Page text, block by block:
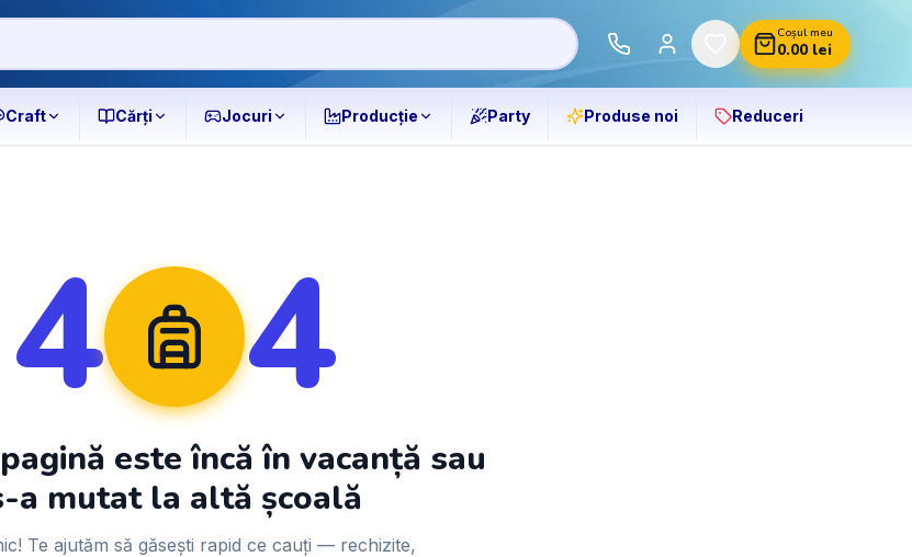
Coșul meu
0.00lei
Craft Cărți Jocuri Producție Party Produse noi Reduceri
4 4
este încă în vacanță sau
a mutat la altă școală
Te ajutăm să găsești rapid ce cauți — rechizite,